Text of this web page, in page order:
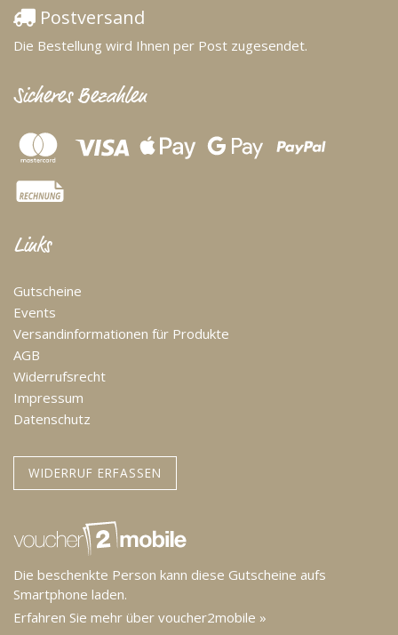
Postversand
Die Bestellung wird Ihnen per Post zugesendet.
Sicheres Bezahlen
Links
Gutscheine
Events
Versandinformationen für Produkte
AGB
Widerrufsrecht
Impressum
Datenschutz
WIDERRUF ERFASSEN
Die beschenkte Person kann diese Gutscheine aufs
Smartphone laden.
Erfahren Sie mehr über voucher2mobile »